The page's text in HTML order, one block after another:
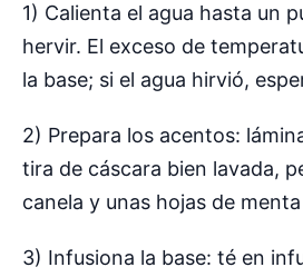
1) Calienta el agua hasta un
hervir. El exceso de
la base; si el agua hirvió,
2) Prepara los acentos:
tira de cáscara bien lavada,
canela y unas hojas de
3) Infusiona la base: té en